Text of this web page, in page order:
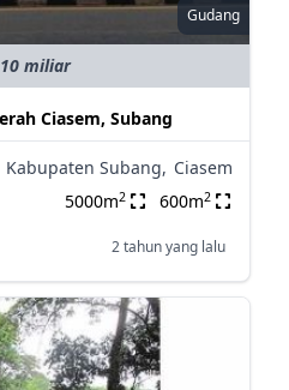
Gudang
miliar
Ciasem, Subang
Kabupaten Subang, Ciasem
5000m2 600m2
2 tahun yang lalu